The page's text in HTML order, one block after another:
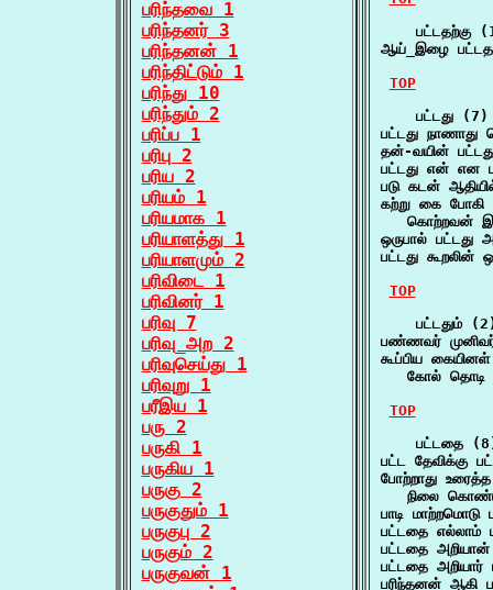
பரிந்தவை 1
பரிந்தனர் 3
பரிந்தனன் 1
பரிந்திட்டும் 1
பரிந்து 10
பரிந்தும் 2
பரிப்ப 1
பரிபு 2
பரிய 2
பரியம் 1
பரியமாக 1
பரியாளத்து 1
பரியாளமும் 2
பரிவிடை 1
பரிவினர் 1
பரிவு 7
பரிவு_அற 2
பரிவுசெய்து 1
பரிவுறு 1
பரீஇய 1
பரு 2
பருகி 1
பருகிய 1
பருகு 2
பருகுதும் 1
பருகுபு 2
பருகும் 2
பருகுவன் 1
பட்டதற்கு
ஆய்_இழை
TOP
    பட்டது (7)
பட்டது
தன்-வயின்
பட்டது என் என
படு கடன்
கற்று கை போகி
கொற்றவன்
ஒருபால்
பட்டது
TOP
பட்டதும்
பண்ணவர்
கூப்பிய
கோல் தொடி
TOP
பட்டதை
பட்ட தேவிக்கு
போற்றாது
நிலை
பாடி
பட்டதை எல்லாம்
பட்டதை
பட்டதை
பரிந்தனன் ஆகி